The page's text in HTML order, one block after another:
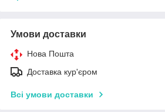
Умови доставки
Нова Пошта
Доставка кур'єром
Всі умови доставки